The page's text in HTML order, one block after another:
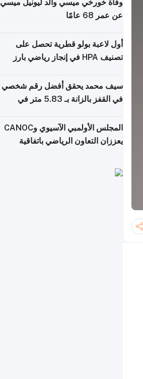
وفاة خورخي ميسي والد ليونيل ميسي
عن عمر 68 عامًا
أول لاعبة بولو قطرية تحصل على
تصنيف HPA في إنجاز رياضي بارز
سيف محمد يحقق أفضل رقم شخصي
في القفز بالزانة بـ 5.83 متر في
المجلس الأولمبي الآسيوي وCANOC
يعززان التعاون الرياضي باتفاقية